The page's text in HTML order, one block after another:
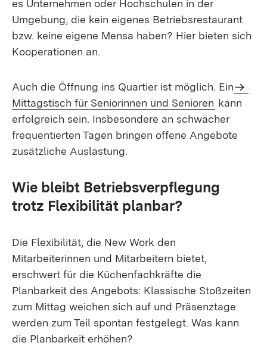
es Unternehmen oder Hochschulen in der
Umgebung, die kein eigenes Betriebsrestaurant
bzw. keine eigene Mensa haben? Hier bieten sich
Kooperationen an.
Auch die Öffnung ins Quartier ist möglich. Ein
Mittagstisch für Seniorinnen und Senioren kann
erfolgreich sein. Insbesondere an schwächer
frequentierten Tagen bringen offene Angebote
zusätzliche Auslastung.
Wie bleibt Betriebsverpflegung
trotz Flexibilität planbar?
Die Flexibilität, die New Work den
Mitarbeiterinnen und Mitarbeitern bietet,
erschwert für die Küchenfachkräfte die
Planbarkeit des Angebots: Klassische Stoßzeiten
zum Mittag weichen sich auf und Präsenztage
werden zum Teil spontan festgelegt. Was kann
die Planbarkeit erhöhen?